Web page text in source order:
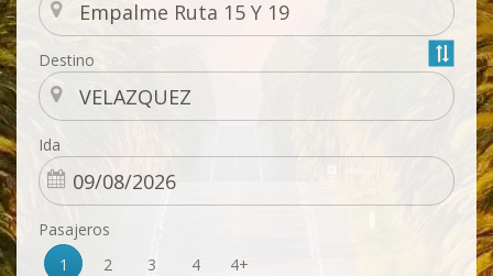
Destino
Ida
Pasajeros
1
2 3 4 4+